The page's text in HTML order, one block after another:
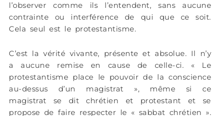
l’observer comme ils l’entendent, sans aucune
contrainte ou interférence de qui que ce soit.
Cela seul est le protestantisme.
C’est la vérité vivante, présente et absolue. Il n’y
a aucune remise en cause de celle-ci. « Le
protestantisme place le pouvoir de la conscience
au-dessus d’un magistrat », même si ce
magistrat se dit chrétien et protestant et se
propose de faire respecter le « sabbat chrétien ».